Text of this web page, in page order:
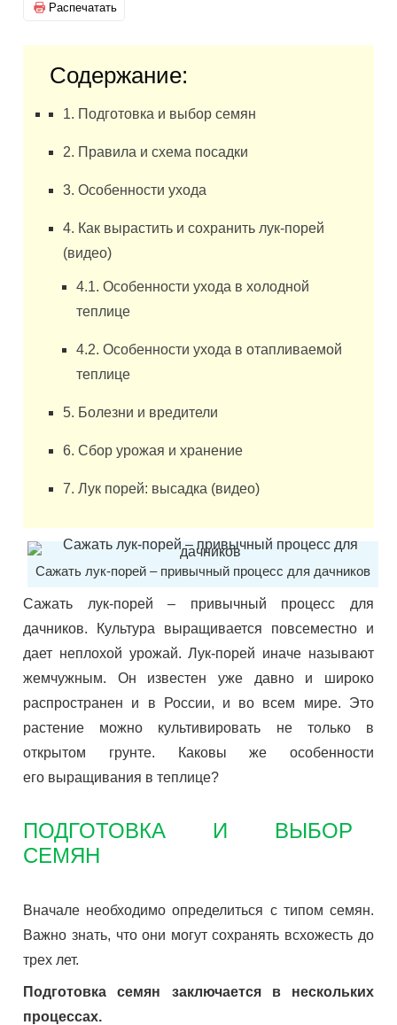
Распечатать
Содержание:
1. Подготовка и выбор семян
2. Правила и схема посадки
3. Особенности ухода
4. Как вырастить и сохранить лук-порей
(видео)
4.1. Особенности ухода в холодной
теплице
4.2. Особенности ухода в отапливаемой
теплице
5. Болезни и вредители
6. Сбор урожая и хранение
7. Лук порей: высадка (видео)
Сажать лук-порей – привычный процесс для дачников
Сажать лук-порей – привычный процесс для
дачников. Культура выращивается повсеместно и
дает неплохой урожай. Лук-порей иначе называют
жемчужным. Он известен уже давно и широко
распространен и в России, и во всем мире. Это
растение можно культивировать не только в
открытом грунте. Каковы же особенности
его выращивания в теплице?
ПОДГОТОВКА И ВЫБОР
СЕМЯН
Вначале необходимо определиться с типом семян.
Важно знать, что они могут сохранять всхожесть до
трех лет.
Подготовка семян заключается в нескольких
процессах.